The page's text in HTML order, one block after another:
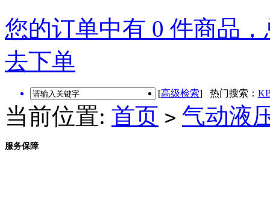
您的订单中有 0 件商品
去下单
[高级检索] 热门搜索：
当前位置: 首页 > 气动液
服务保障